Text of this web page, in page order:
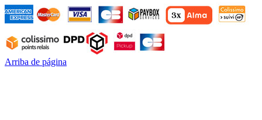
Arriba de página